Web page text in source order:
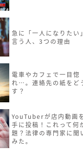
急に「一人になりたい
言う人、3つの理由
電車やカフェで一目惚
れ…。連絡先の紙をど
す？
YouTuberが店内動画
手に投稿！これって何
題？法律の専門家に聞
みた。